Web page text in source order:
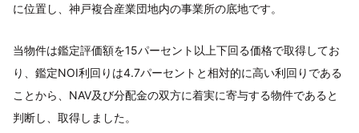
に位置し、神戸複合産業団地内の事業所の底地です。
当物件は鑑定評価額を15パーセント以上下回る価格で取得してお
り、鑑定NOI利回りは4.7パーセントと相対的に高い利回りである
ことから、NAV及び分配金の双方に着実に寄与する物件であると
判断し、取得しました。